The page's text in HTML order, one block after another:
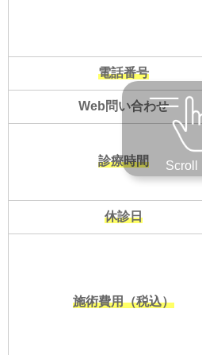
電話番号
Web問い合わせ
診療時間
休診日
施術費用（税込）
Scroll